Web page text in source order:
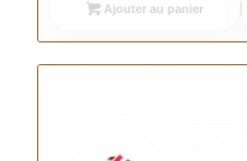
Ajouter au panier